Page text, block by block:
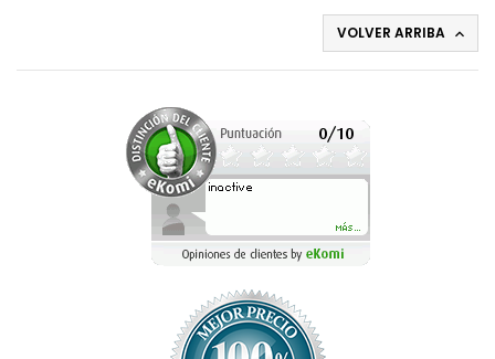
VOLVER ARRIBA 